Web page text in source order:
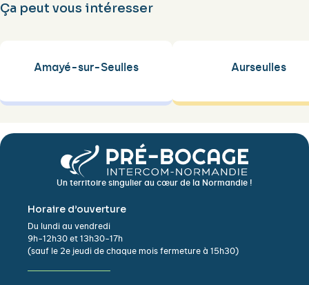
Ça peut vous intéresser
Amayé-sur-Seulles Aurseulles
Un territoire singulier au cœur de la Normandie !
Horaire d’ouverture
Du lundi au vendredi
9h-12h30 et 13h30-17h
(sauf le 2e jeudi de chaque mois fermeture à 15h30)